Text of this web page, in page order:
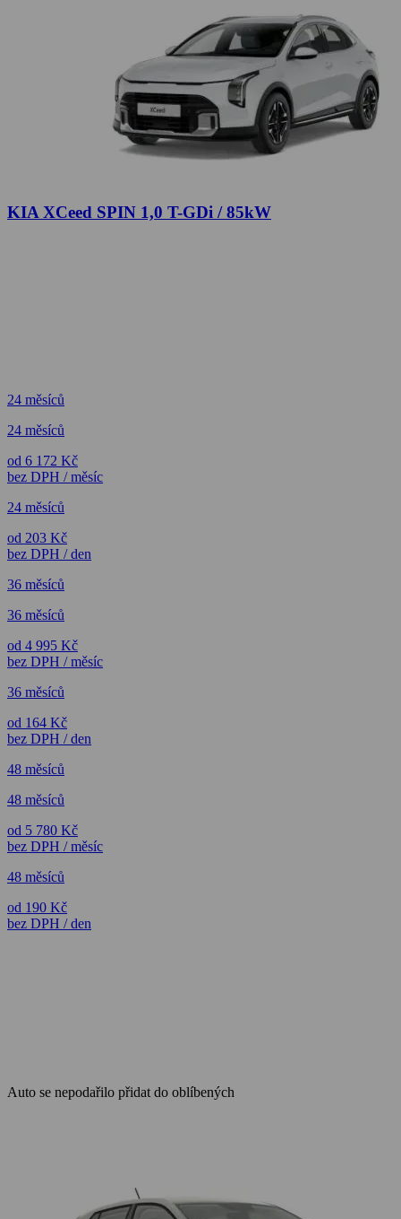
KIA XCeed SPIN 1,0 T-GDi / 85kW
24 měsíců
24 měsíců
od 6 172 Kč
bez DPH / měsíc
24 měsíců
od 203 Kč
bez DPH / den
36 měsíců
36 měsíců
od 4 995 Kč
bez DPH / měsíc
36 měsíců
od 164 Kč
bez DPH / den
48 měsíců
48 měsíců
od 5 780 Kč
bez DPH / měsíc
48 měsíců
od 190 Kč
bez DPH / den
Auto se nepodařilo přidat do oblíbených